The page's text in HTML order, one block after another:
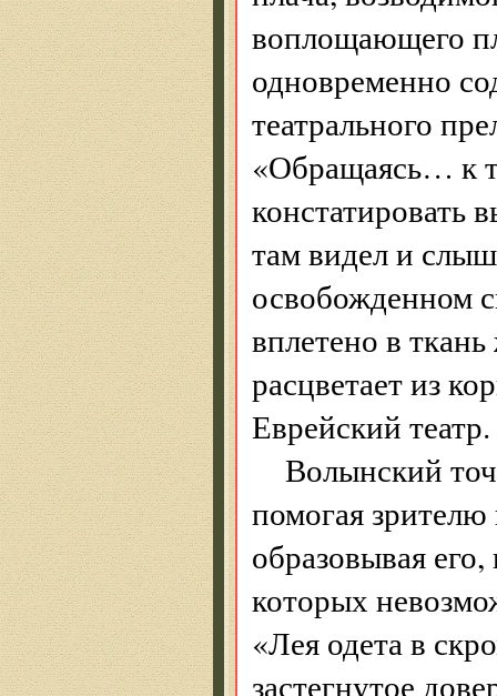
воплощающего
одновременно
театрального
«Обращаясь… к
констатировать
там видел и
освобожденном
вплетено в
расцветает из
Еврейский
Волынский
помогая
образовывая
которых
«Лея одета в
застегнутое